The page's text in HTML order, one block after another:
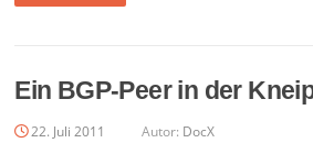
Ein BGP-Peer in der
22. Juli 2011 Autor: DocX